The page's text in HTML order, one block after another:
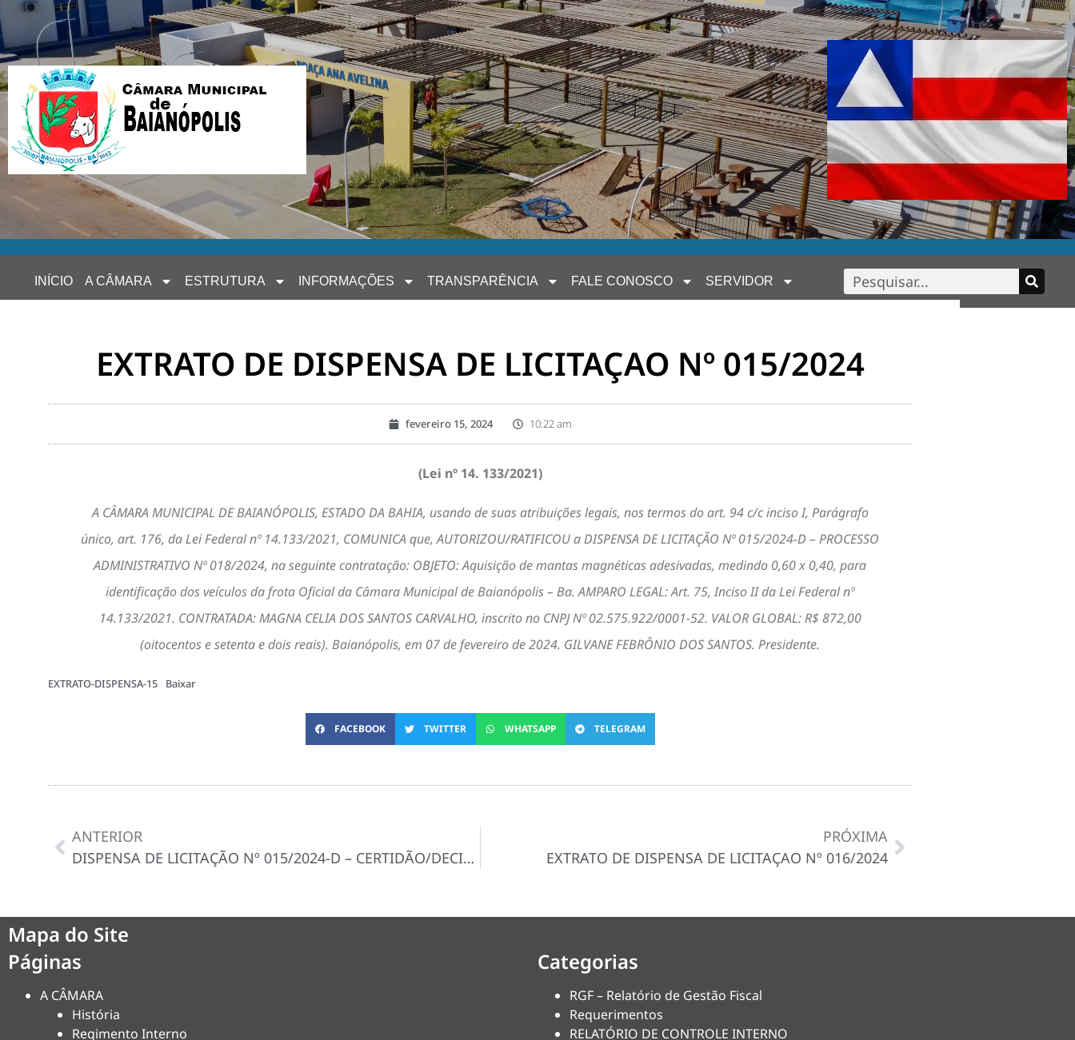
INÍCIO A CÂMARA ESTRUTURA INFORMAÇÕES TRANSPARÊNCIA FALE CONOSCO SERVIDOR
EXTRATO DE DISPENSA DE LICITAÇAO Nº 015/2024
fevereiro 15, 2024 10:22 am
(Lei nº 14. 133/2021)
A CÂMARA MUNICIPAL DE BAIANÓPOLIS, ESTADO DA BAHIA, usando de suas atribuições legais, nos termos do art. 94 c/c inciso I, Parágrafo
único, art. 176, da Lei Federal nº 14.133/2021, COMUNICA que, AUTORIZOU/RATIFICOU a DISPENSA DE LICITAÇÃO Nº 015/2024-D – PROCESSO
ADMINISTRATIVO Nº 018/2024, na seguinte contratação: OBJETO: Aquisição de mantas magnéticas adesivadas, medindo 0,60 x 0,40, para
identificação dos veículos da frota Oficial da Câmara Municipal de Baianópolis – Ba. AMPARO LEGAL: Art. 75, Inciso II da Lei Federal nº
14.133/2021. CONTRATADA: MAGNA CELIA DOS SANTOS CARVALHO, inscrito no CNPJ Nº 02.575.922/0001-52. VALOR GLOBAL: R$ 872,00
(oitocentos e setenta e dois reais). Baianópolis, em 07 de fevereiro de 2024. GILVANE FEBRÔNIO DOS SANTOS. Presidente.
EXTRATO-DISPENSA-15 Baixar
FACEBOOK TWITTER WHATSAPP TELEGRAM
ANTERIOR
DISPENSA DE LICITAÇÃO Nº 015/2024-D – CERTIDÃO/DECISÃO
PRÓXIMA
EXTRATO DE DISPENSA DE LICITAÇAO Nº 016/2024
Mapa do Site
Páginas
A CÂMARA
História
Regimento Interno
Categorias
RGF – Relatório de Gestão Fiscal
Requerimentos
RELATÓRIO DE CONTROLE INTERNO